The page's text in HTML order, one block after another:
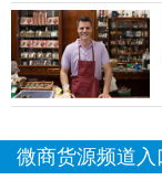
微商货源频道入